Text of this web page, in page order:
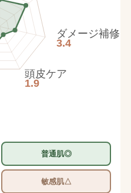
ダメージ補修
3.4
頭皮ケア
1.9
普通肌◎
敏感肌△